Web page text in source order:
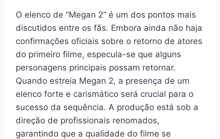
O elenco de “Megan 2” é um dos pontos mais
discutidos entre os fãs. Embora ainda não haja
confirmações oficiais sobre o retorno de atores
do primeiro filme, especula-se que alguns
personagens principais possam retornar.
Quando estreia Megan 2, a presença de um
elenco forte e carismático será crucial para o
sucesso da sequência. A produção está sob a
direção de profissionais renomados,
garantindo que a qualidade do filme se